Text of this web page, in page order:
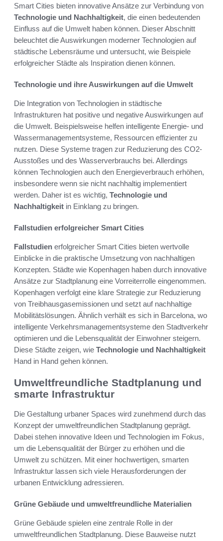
Smart Cities bieten innovative Ansätze zur Verbindung von
Technologie und Nachhaltigkeit, die einen bedeutenden
Einfluss auf die Umwelt haben können. Dieser Abschnitt
beleuchtet die Auswirkungen moderner Technologien auf
städtische Lebensräume und untersucht, wie Beispiele
erfolgreicher Städte als Inspiration dienen können.
Technologie und ihre Auswirkungen auf die Umwelt
Die Integration von Technologien in städtische
Infrastrukturen hat positive und negative Auswirkungen auf
die Umwelt. Beispielsweise helfen intelligente Energie- und
Wassermanagementsysteme, Ressourcen effizienter zu
nutzen. Diese Systeme tragen zur Reduzierung des CO2-
Ausstoßes und des Wasserverbrauchs bei. Allerdings
können Technologien auch den Energieverbrauch erhöhen,
insbesondere wenn sie nicht nachhaltig implementiert
werden. Daher ist es wichtig, Technologie und
Nachhaltigkeit in Einklang zu bringen.
Fallstudien erfolgreicher Smart Cities
Fallstudien erfolgreicher Smart Cities bieten wertvolle
Einblicke in die praktische Umsetzung von nachhaltigen
Konzepten. Städte wie Kopenhagen haben durch innovative
Ansätze zur Stadtplanung eine Vorreiterrolle eingenommen.
Kopenhagen verfolgt eine klare Strategie zur Reduzierung
von Treibhausgasemissionen und setzt auf nachhaltige
Mobilitätslösungen. Ähnlich verhält es sich in Barcelona, wo
intelligente Verkehrsmanagementsysteme den Stadtverkehr
optimieren und die Lebensqualität der Einwohner steigern.
Diese Städte zeigen, wie Technologie und Nachhaltigkeit
Hand in Hand gehen können.
Umweltfreundliche Stadtplanung und
smarte Infrastruktur
Die Gestaltung urbaner Spaces wird zunehmend durch das
Konzept der umweltfreundlichen Stadtplanung geprägt.
Dabei stehen innovative Ideen und Technologien im Fokus,
um die Lebensqualität der Bürger zu erhöhen und die
Umwelt zu schützen. Mit einer hochwertigen, smarten
Infrastruktur lassen sich viele Herausforderungen der
urbanen Entwicklung adressieren.
Grüne Gebäude und umweltfreundliche Materialien
Grüne Gebäude spielen eine zentrale Rolle in der
umweltfreundlichen Stadtplanung. Diese Bauweise nutzt